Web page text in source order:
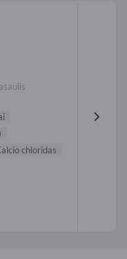
chloridas